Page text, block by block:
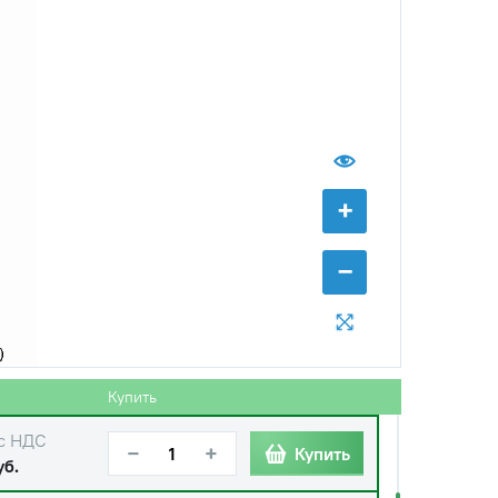
+
−
Купить
НДС
− + Купить
НДС
− + Купить